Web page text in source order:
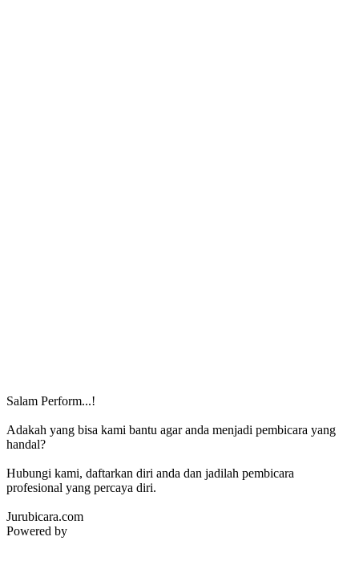
Salam Perform...!
Adakah yang bisa kami bantu agar anda menjadi pembicara yang
handal?
Hubungi kami, daftarkan diri anda dan jadilah pembicara
profesional yang percaya diri.
Jurubicara.com
Powered by